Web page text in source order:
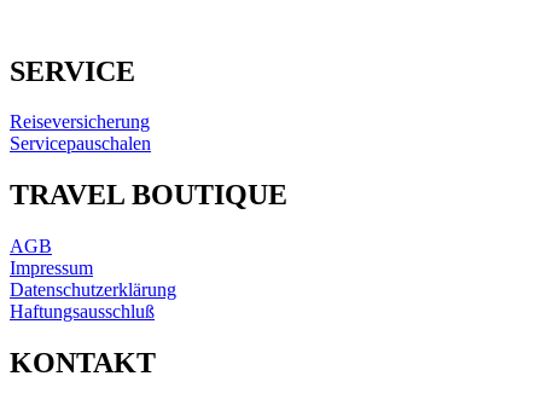
SERVICE
Reiseversicherung
Servicepauschalen
TRAVEL BOUTIQUE
AGB
Impressum
Datenschutzerklärung
Haftungsausschluß
KONTAKT